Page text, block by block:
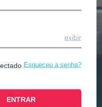
exibir
Esqueceu a senha?